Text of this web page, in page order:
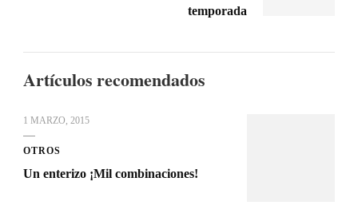
temporada
Artículos recomendados
1 MARZO, 2015
OTROS
Un enterizo ¡Mil combinaciones!